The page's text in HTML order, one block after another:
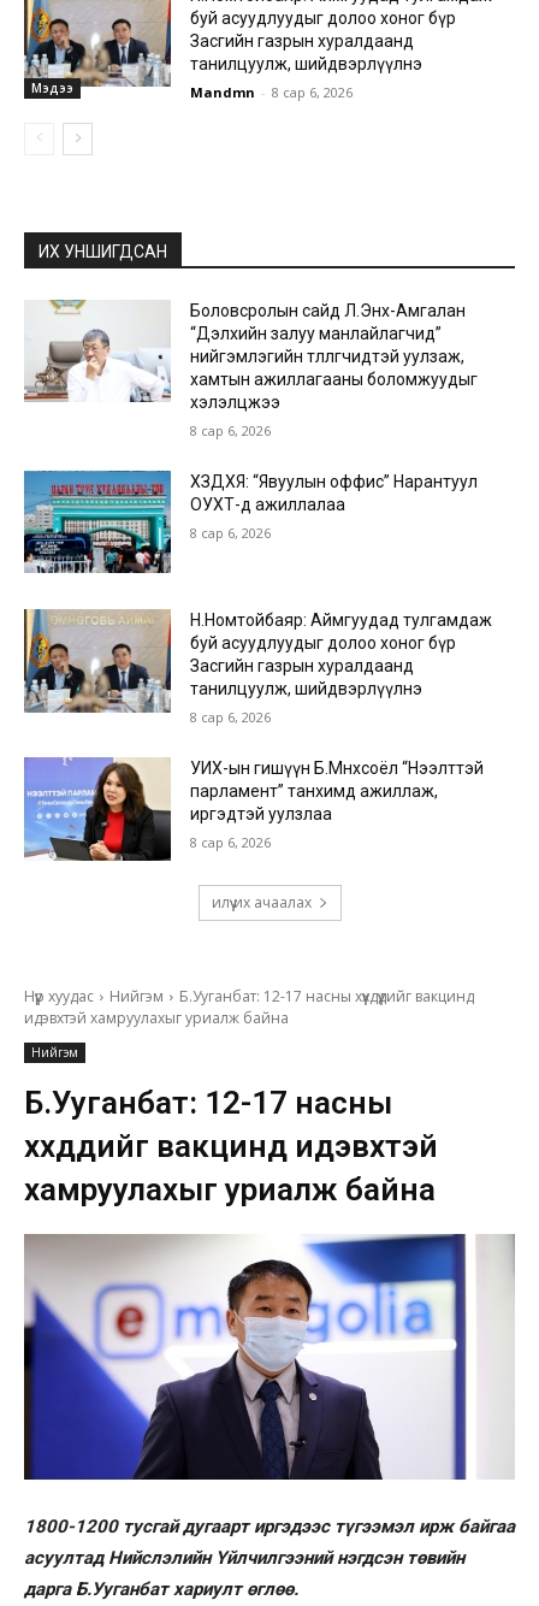
Мэдээ
буй асуудлуудыг долоо хоног бүр
Засгийн газрын хуралдаанд
танилцуулж, шийдвэрлүүлнэ
Mandmn - 8 сар 6, 2026
ИХ УНШИГДСАН
Боловсролын сайд Л.Энх-Амгалан
“Дэлхийн залуу манлайлагчид”
нийгэмлэгийн төлөөлөгчидтэй уулзаж,
хамтын ажиллагааны боломжуудыг
хэлэлцжээ
8 сар 6, 2026
ХЗДХЯ: “Явуулын оффис” Нарантуул
ОУХТ-д ажиллалаа
8 сар 6, 2026
Н.Номтойбаяр: Аймгуудад тулгамдаж
буй асуудлуудыг долоо хоног бүр
Засгийн газрын хуралдаанд
танилцуулж, шийдвэрлүүлнэ
8 сар 6, 2026
УИХ-ын гишүүн Б.Мөнхсоёл “Нээлттэй
парламент” танхимд ажиллаж,
иргэдтэй уулзлаа
8 сар 6, 2026
илүү их ачаалах